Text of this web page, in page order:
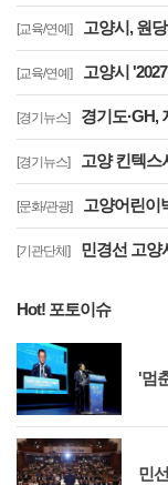
[교육/연예] 고양시, 원당역
[교육/연예] 고양시 '2027학
[경기뉴스] 경기도·GH, 저
[경기뉴스] 고양 킨텍스서
[문화/관광] 고양어린이박물
[기관단체] 민경선 고양시
Hot! 포토이슈
'멈
민